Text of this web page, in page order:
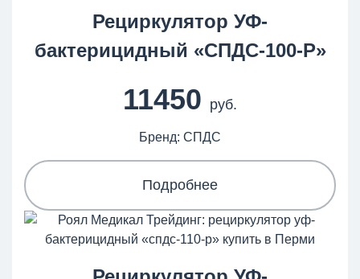
Рециркулятор УФ-
бактерицидный «СПДС-100-Р»
11450 руб.
Бренд: СПДС
Подробнее